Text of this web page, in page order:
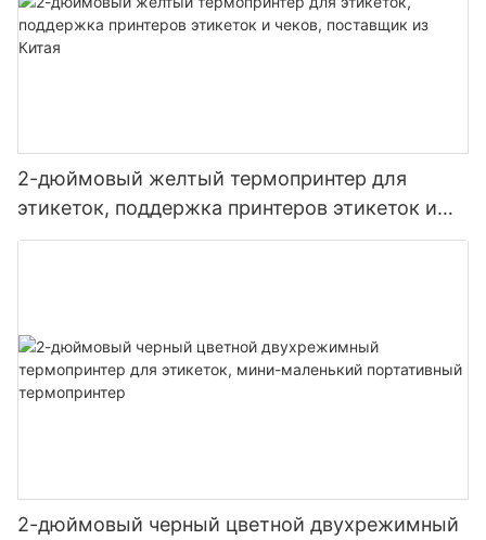
2-дюймовый желтый термопринтер для
этикеток, поддержка принтеров этикеток и
чеков, поставщик из Китая
2-дюймовый черный цветной двухрежимный